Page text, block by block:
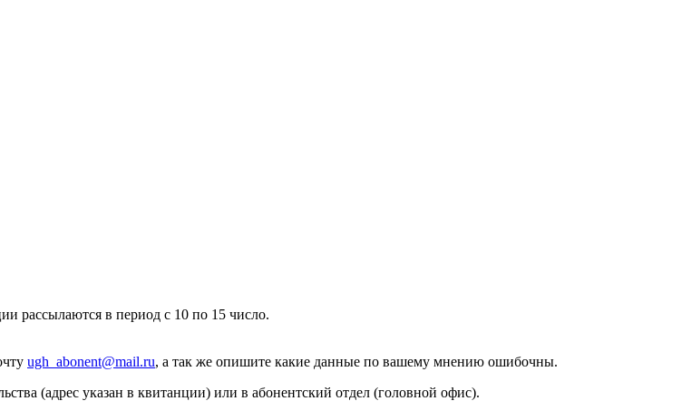
рассылаются в период с 10 по 15 число.
ugh_abonent@mail.ru, а так же опишите какие данные по вашему мнению ошибочны.
(адрес указан в квитанции) или в абонентский отдел (головной офис).